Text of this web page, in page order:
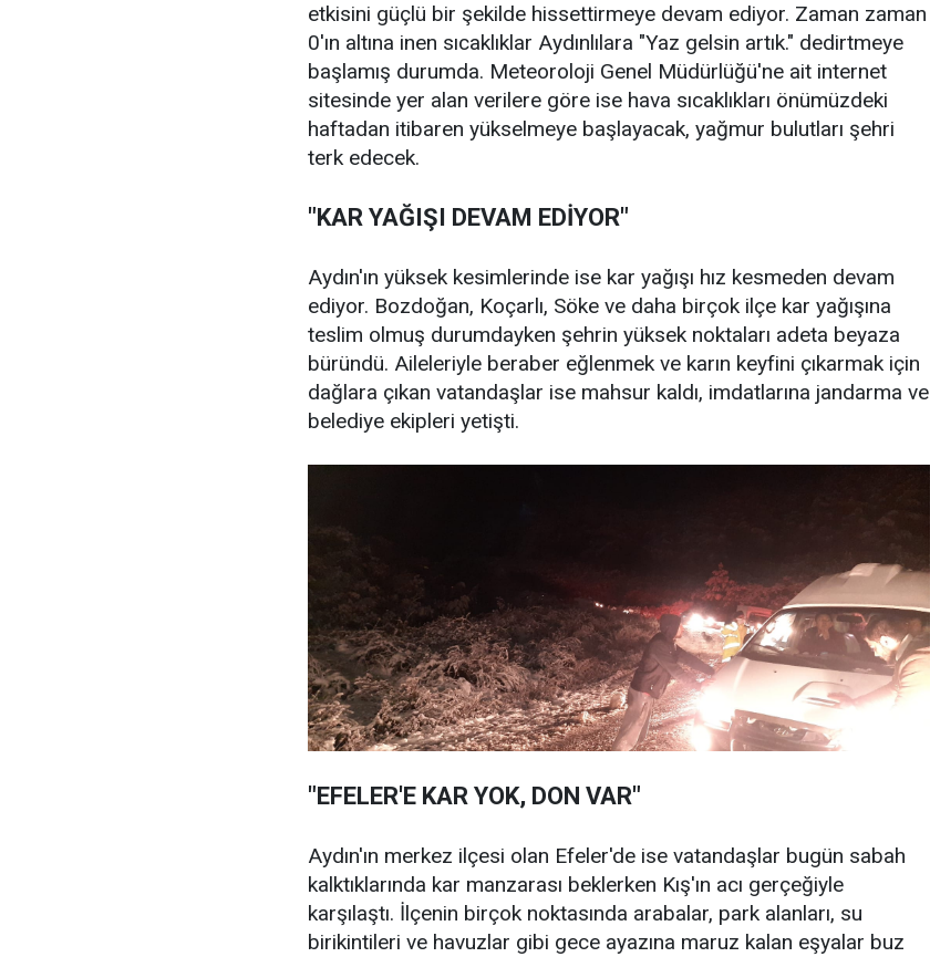
etkisini güçlü bir şekilde hissettirmeye devam ediyor. Zaman zaman
0'ın altına inen sıcaklıklar Aydınlılara "Yaz gelsin artık." dedirtmeye
başlamış durumda. Meteoroloji Genel Müdürlüğü'ne ait internet
sitesinde yer alan verilere göre ise hava sıcaklıkları önümüzdeki
haftadan itibaren yükselmeye başlayacak, yağmur bulutları şehri
terk edecek.
"KAR YAĞIŞI DEVAM EDİYOR"
Aydın'ın yüksek kesimlerinde ise kar yağışı hız kesmeden devam
ediyor. Bozdoğan, Koçarlı, Söke ve daha birçok ilçe kar yağışına
teslim olmuş durumdayken şehrin yüksek noktaları adeta beyaza
büründü. Aileleriyle beraber eğlenmek ve karın keyfini çıkarmak için
dağlara çıkan vatandaşlar ise mahsur kaldı, imdatlarına jandarma ve
belediye ekipleri yetişti.
"EFELER'E KAR YOK, DON VAR"
Aydın'ın merkez ilçesi olan Efeler'de ise vatandaşlar bugün sabah
kalktıklarında kar manzarası beklerken Kış'ın acı gerçeğiyle
karşılaştı. İlçenin birçok noktasında arabalar, park alanları, su
birikintileri ve havuzlar gibi gece ayazına maruz kalan eşyalar buz